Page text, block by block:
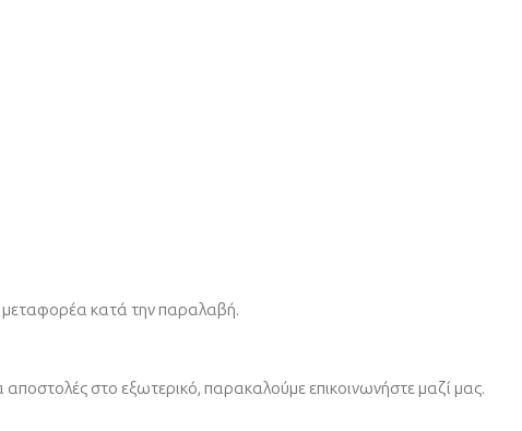
μεταφορέα κατά την παραλαβή.
στο εξωτερικό, παρακαλούμε επικοινωνήστε μαζί μας.